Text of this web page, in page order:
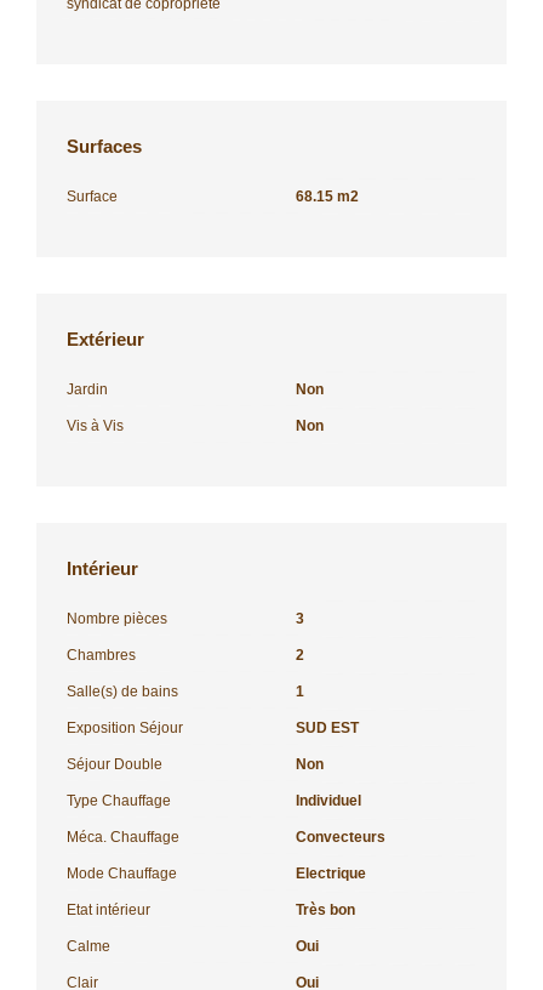
Surfaces
Surface 68.15 m2
Extérieur
Jardin Non
Vis à Vis Non
Intérieur
Nombre pièces 3
Chambres 2
Salle(s) de bains 1
Exposition Séjour SUD EST
Séjour Double Non
Type Chauffage Individuel
Méca. Chauffage Convecteurs
Mode Chauffage Electrique
Etat intérieur Très bon
Calme Oui
Clair Oui